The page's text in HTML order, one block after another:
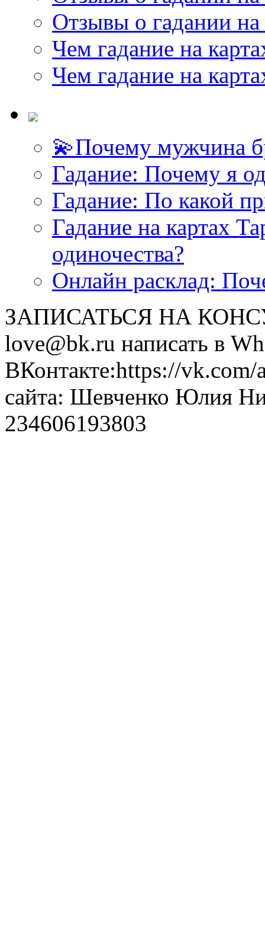
Отзывы о гадании на
Чем гадание на
Чем гадание на
💫Почему мужчина
Гадание: Почему я
Гадание: По какой
Гадание на картах
одиночества?
Онлайн расклад:
ЗАПИСАТЬСЯ НА
love@bk.ru написать в
ВКонтакте:https://
сайта: Шевченко Юлия
234606193803